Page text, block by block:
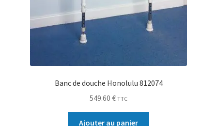
Banc de douche Honolulu 812074
549.60 € TTC
Ajouter au panier